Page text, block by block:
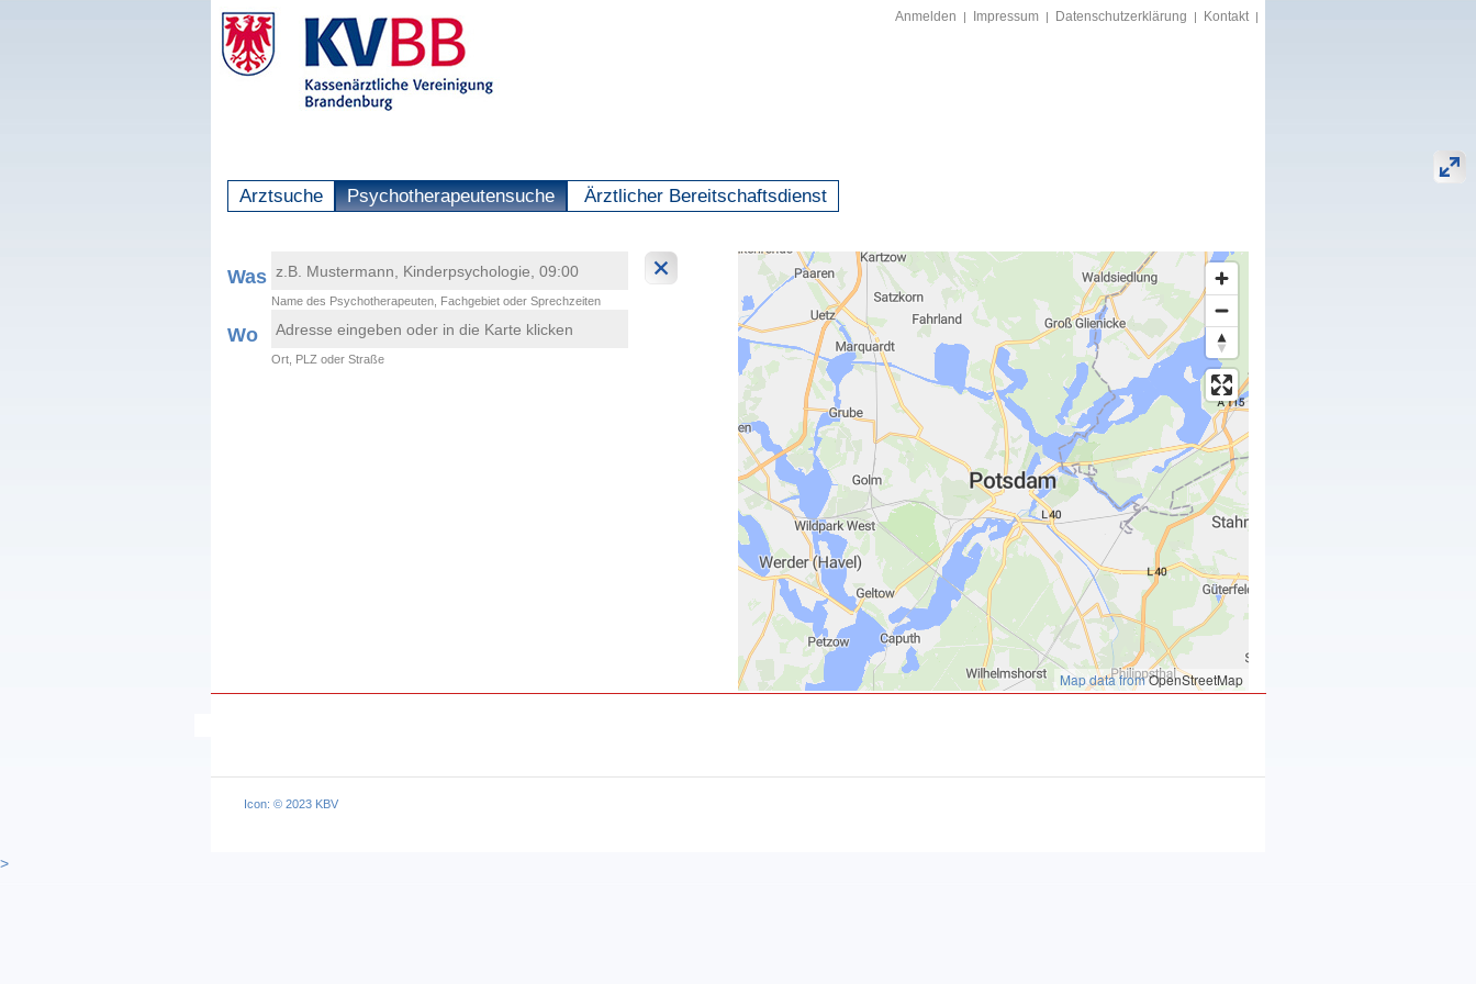
Anmelden | Impressum | Datenschutzerklärung | Kontakt |
Arztsuche Psychotherapeutensuche Ärztlicher Bereitschaftsdienst
Was
Name des Psychotherapeuten, Fachgebiet oder Sprechzeiten
Wo
Ort, PLZ oder Straße
Map data fromOpenStreetMap
Icon: © 2023 KBV
>